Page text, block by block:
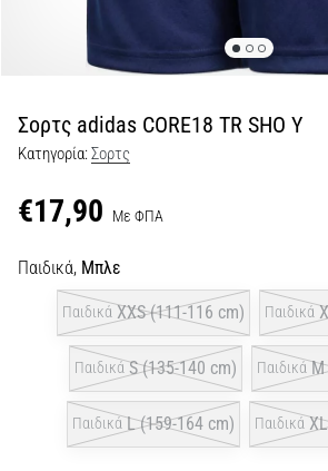
Εμφάνιση
άρθρων
Σορτς adidas CORE18 TR SHO Y
Κατηγορία:Σορτς
€17,90 Με ΦΠΑ
Παιδικά, Μπλε
Παιδικά XXS (111-116 cm) Παιδικά
Παιδικά S (135-140 cm) Παιδικά M
Παιδικά L (159-164 cm) Παιδικά